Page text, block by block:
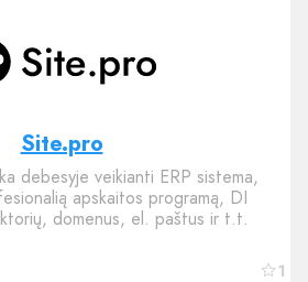
1
Site.pro
debesyje veikianti ERP sistema,
apskaitos programą, DI
domenus, el. paštus ir t.t.